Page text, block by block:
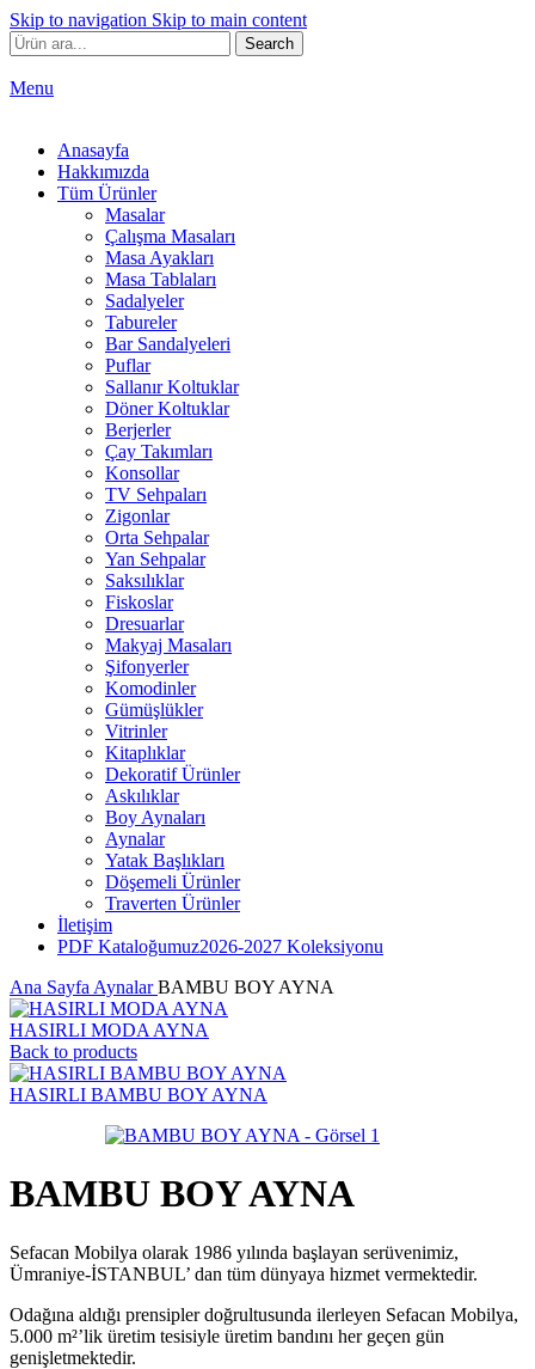
Skip to navigation Skip to main content
Search
Menu
Anasayfa
Hakkımızda
Tüm Ürünler
Masalar
Çalışma Masaları
Masa Ayakları
Masa Tablaları
Sadalyeler
Tabureler
Bar Sandalyeleri
Puflar
Sallanır Koltuklar
Döner Koltuklar
Berjerler
Çay Takımları
Konsollar
TV Sehpaları
Zigonlar
Orta Sehpalar
Yan Sehpalar
Saksılıklar
Fiskoslar
Dresuarlar
Makyaj Masaları
Şifonyerler
Komodinler
Gümüşlükler
Vitrinler
Kitaplıklar
Dekoratif Ürünler
Askılıklar
Boy Aynaları
Aynalar
Yatak Başlıkları
Döşemeli Ürünler
Traverten Ürünler
İletişim
PDF Kataloğumuz2026-2027 Koleksiyonu
Ana Sayfa AynalarBAMBU BOY AYNA
HASIRLI MODA AYNA
Back to products
HASIRLI BAMBU BOY AYNA
BAMBU BOY AYNA
Sefacan Mobilya olarak 1986 yılında başlayan serüvenimiz,
Ümraniye-İSTANBUL’ dan tüm dünyaya hizmet vermektedir.
Odağına aldığı prensipler doğrultusunda ilerleyen Sefacan Mobilya,
5.000 m²’lik üretim tesisiyle üretim bandını her geçen gün
genişletmektedir.